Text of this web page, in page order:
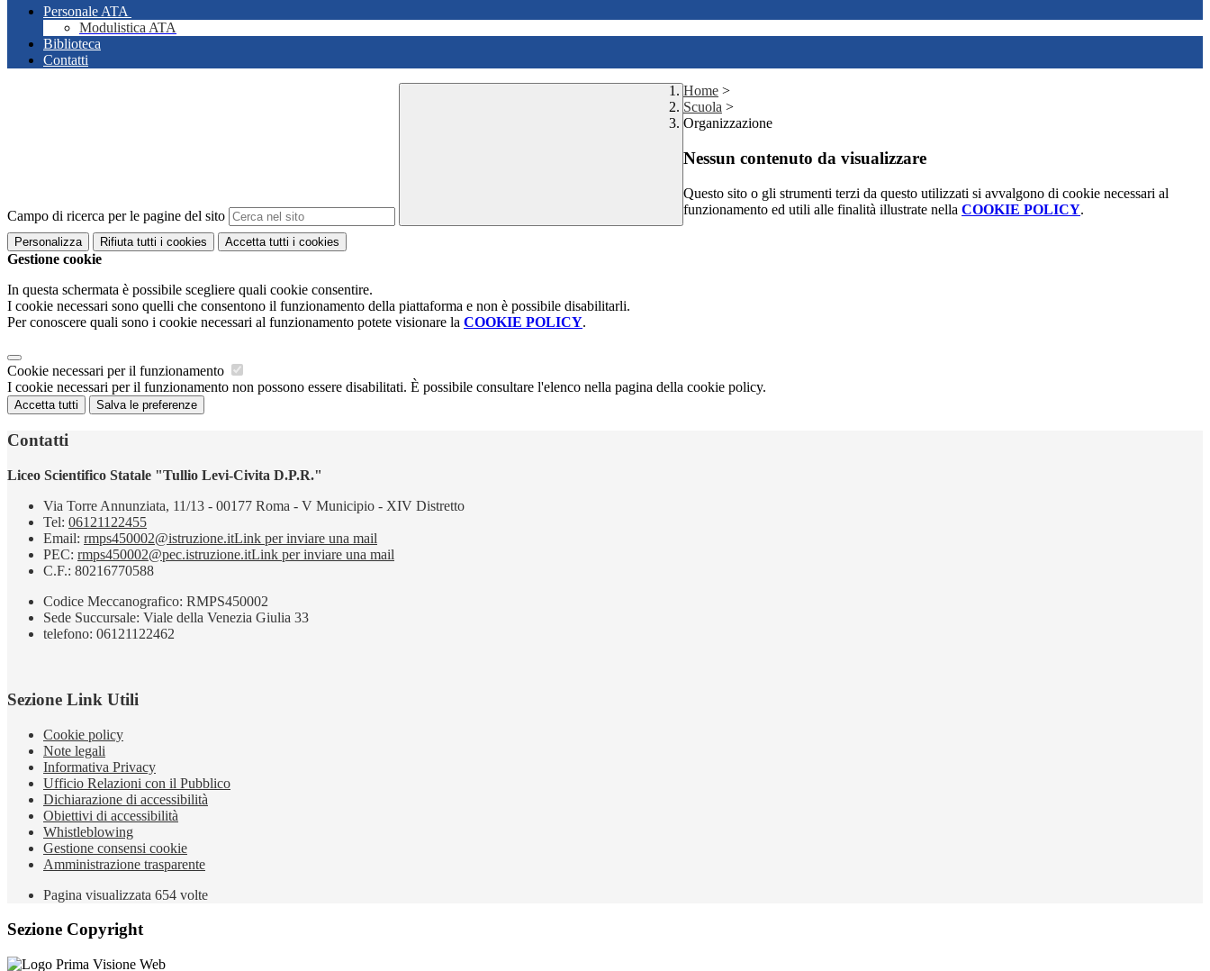
Personale ATA
Modulistica ATA
Biblioteca
Contatti
Campo di ricerca per le pagine del sito
Home >
Scuola >
Organizzazione
Nessun contenuto da visualizzare
Questo sito o gli strumenti terzi da questo utilizzati si avvalgono di cookie necessari al
funzionamento ed utili alle finalità illustrate nella COOKIE POLICY.
Personalizza Rifiuta tutti i cookies Accetta tutti i cookies
Gestione cookie
In questa schermata è possibile scegliere quali cookie consentire.
I cookie necessari sono quelli che consentono il funzionamento della piattaforma e non è possibile disabilitarli.
Per conoscere quali sono i cookie necessari al funzionamento potete visionare la COOKIE POLICY.
Cookie necessari per il funzionamento
I cookie necessari per il funzionamento non possono essere disabilitati. È possibile consultare l'elenco nella pagina della cookie policy.
Accetta tutti Salva le preferenze
Contatti
Liceo Scientifico Statale "Tullio Levi-Civita D.P.R."
Via Torre Annunziata, 11/13 - 00177 Roma - V Municipio - XIV Distretto
Tel: 06121122455
Email: rmps450002@istruzione.itLink per inviare una mail
PEC: rmps450002@pec.istruzione.itLink per inviare una mail
C.F.: 80216770588
Codice Meccanografico: RMPS450002
Sede Succursale: Viale della Venezia Giulia 33
telefono: 06121122462
Sezione Link Utili
Cookie policy
Note legali
Informativa Privacy
Ufficio Relazioni con il Pubblico
Dichiarazione di accessibilità
Obiettivi di accessibilità
Whistleblowing
Gestione consensi cookie
Amministrazione trasparente
Pagina visualizzata 654 volte
Sezione Copyright